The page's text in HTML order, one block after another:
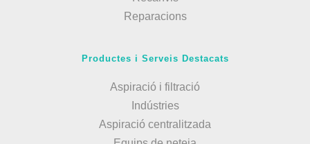
Reparacions
Productes i Serveis Destacats
Aspiració i filtració
Indústries
Aspiració centralitzada